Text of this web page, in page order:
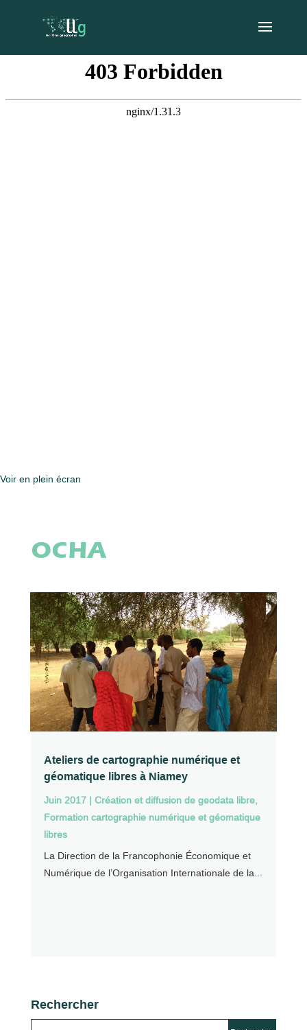
Voir en plein écran
OCHA
Ateliers de cartographie numérique et
géomatique libres à Niamey
Juin 2017| Création et diffusion de geodata libre,
Formation cartographie numérique et géomatique
libres
La Direction de la Francophonie Économique et
Numérique de l’Organisation Internationale de la...
Rechercher